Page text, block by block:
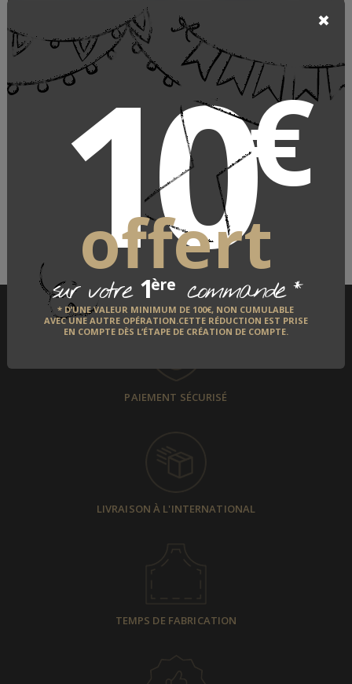
10€
offert
sur votre 1ère commande*
* D’UNE VALEUR MINIMUM DE 100€, NON CUMULABLE
AVEC UNE AUTRE OPÉRATION.CETTE RÉDUCTION EST PRISE
EN COMPTE DÈS L’ÉTAPE DE CRÉATION DE COMPTE.
Casseroles Cristel
LE FABRICANT
DÉCOUVRIR
PAIEMENT SÉCURISÉ
LIVRAISON À L'INTERNATIONAL
TEMPS DE FABRICATION